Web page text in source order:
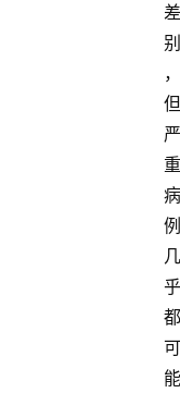
差
别
，
但
严
重
病
例
几
乎
都
可
能